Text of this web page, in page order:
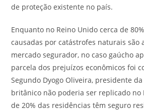
de proteção existente no país.
Enquanto no Reino Unido cerca de
causadas por catástrofes naturais são
mercado segurador, no caso gaúcho
parcela dos prejuízos econômicos foi
Segundo Dyogo Oliveira, presidente
britânico não poderia ser replicado no
de 20% das residências têm seguro